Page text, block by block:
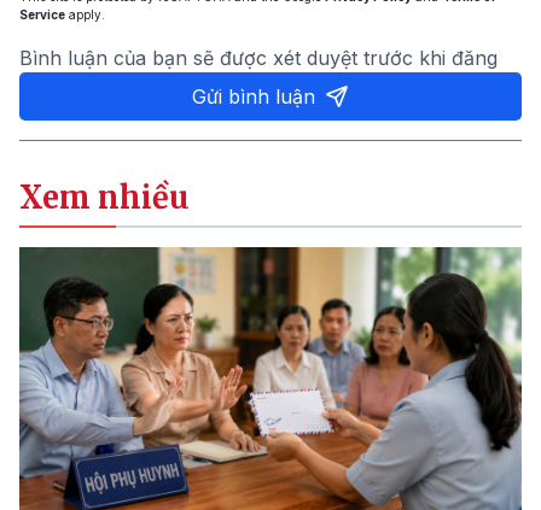
Service apply.
Bình luận của bạn sẽ được xét duyệt trước khi đăng
Gửi bình luận
Xem nhiều